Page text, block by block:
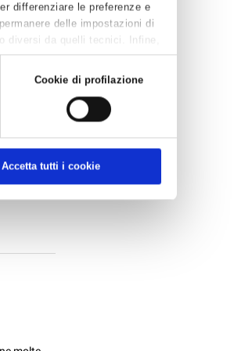
differenziare le preferenze e
delle impostazioni di
diversi da quelli tecnici. Infine,
Cookie di profilazione
Accetta tutti i cookie
fattura:
della